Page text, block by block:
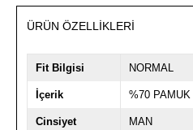
ÜRÜN ÖZELLIKLERI
Fit Bilgisi NORMAL
İçerik %70
Cinsiyet MAN